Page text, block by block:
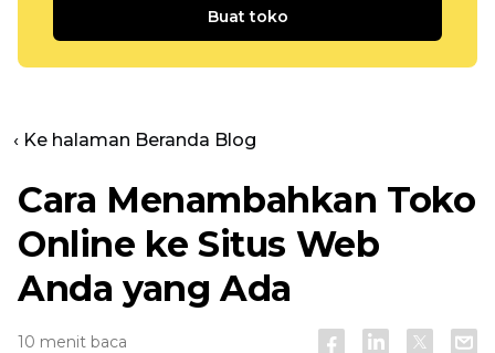
Buat toko
‹ Ke halaman Beranda Blog
Cara Menambahkan Toko
Online ke Situs Web
Anda yang Ada
10 menit baca